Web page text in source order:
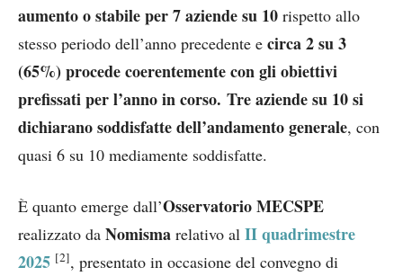
aumento o stabile per 7 aziende su 10 rispetto allo
stesso periodo dell’anno precedente e circa 2 su 3
(65%) procede coerentemente con gli obiettivi
prefissati per l’anno in corso. Tre aziende su 10 si
dichiarano soddisfatte dell’andamento generale, con
quasi 6 su 10 mediamente soddisfatte.
È quanto emerge dall’Osservatorio MECSPE
realizzato da Nomisma relativo al II quadrimestre
2025 [2], presentato in occasione del convegno di